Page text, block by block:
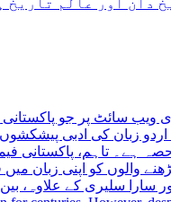
دان اور عالم
ویب سائٹ پر جو پاکستانی
زبان کی ادبی
ہے۔ تاہم، پاکستانی
والوں کو اپنی زبان
سارا سلیری کے علاوہ،